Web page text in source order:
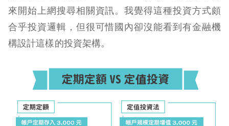
來開始上網搜尋相關資訊。我覺得這種投資方式頗
合乎投資邏輯，但很可惜國內卻沒能看到有金融機
構設計這樣的投資架構。